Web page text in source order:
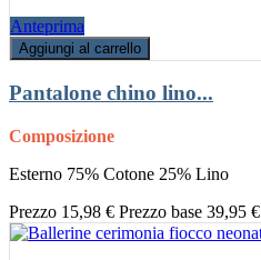
Anteprima
Aggiungi al carrello
Pantalone chino lino...
Composizione
Esterno 75% Cotone 25% Lino
Prezzo 15,98 € Prezzo base 39,95 €